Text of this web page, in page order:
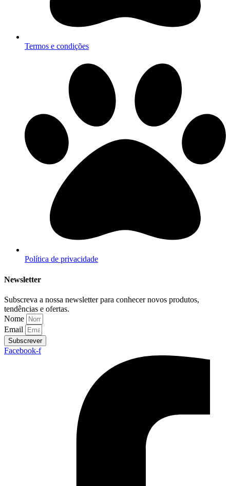
Termos e condições
Política de privacidade
Newsletter
Subscreva a nossa newsletter para conhecer novos produtos,
tendências e ofertas.
Nome
Email
Subscrever
Facebook-f